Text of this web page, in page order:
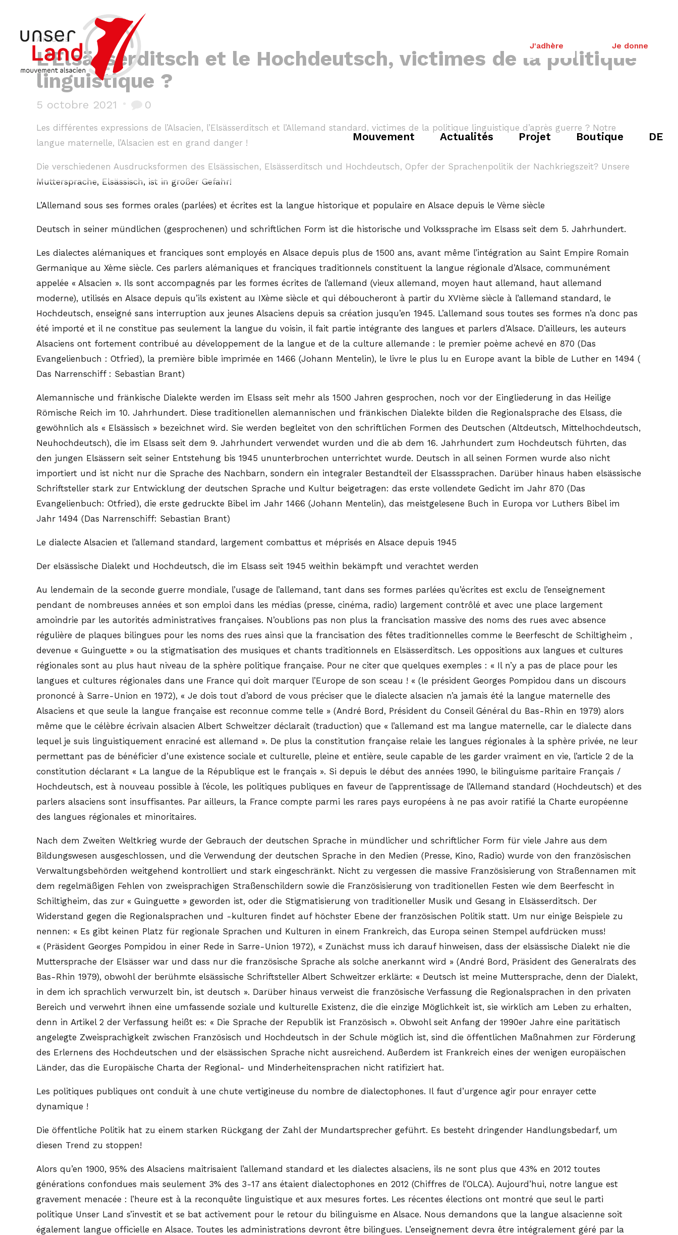
J'adhère Je donne
Mouvement Actualités Projet Boutique DE
Articles
L’Elsässerditsch et le Hochdeutsch, victimes de la politique
linguistique ?
5 octobre 2021 0
Les différentes expressions de l’Alsacien, l’Elsässerditsch et l’Allemand standard, victimes de la politique linguistique d’après guerre ? Notre
langue maternelle, l’Alsacien est en grand danger !
Die verschiedenen Ausdrucksformen des Elsässischen, Elsässerditsch und Hochdeutsch, Opfer der Sprachenpolitik der Nachkriegszeit? Unsere
Muttersprache, Elsässisch, ist in großer Gefahr!
L’Allemand sous ses formes orales (parlées) et écrites est la langue historique et populaire en Alsace depuis le Vème siècle
Deutsch in seiner mündlichen (gesprochenen) und schriftlichen Form ist die historische und Volkssprache im Elsass seit dem 5. Jahrhundert.
Les dialectes alémaniques et franciques sont employés en Alsace depuis plus de 1500 ans, avant même l’intégration au Saint Empire Romain
Germanique au Xème siècle. Ces parlers alémaniques et franciques traditionnels constituent la langue régionale d’Alsace, communément
appelée « Alsacien ». Ils sont accompagnés par les formes écrites de l’allemand (vieux allemand, moyen haut allemand, haut allemand
moderne), utilisés en Alsace depuis qu’ils existent au IXème siècle et qui déboucheront à partir du XVIème siècle à l’allemand standard, le
Hochdeutsch, enseigné sans interruption aux jeunes Alsaciens depuis sa création jusqu’en 1945. L’allemand sous toutes ses formes n’a donc pas
été importé et il ne constitue pas seulement la langue du voisin, il fait partie intégrante des langues et parlers d’Alsace. D’ailleurs, les auteurs
Alsaciens ont fortement contribué au développement de la langue et de la culture allemande : le premier poème achevé en 870 (Das
Evangelienbuch : Otfried), la première bible imprimée en 1466 (Johann Mentelin), le livre le plus lu en Europe avant la bible de Luther en 1494 (
Das Narrenschiff : Sebastian Brant)
Alemannische und fränkische Dialekte werden im Elsass seit mehr als 1500 Jahren gesprochen, noch vor der Eingliederung in das Heilige
Römische Reich im 10. Jahrhundert. Diese traditionellen alemannischen und fränkischen Dialekte bilden die Regionalsprache des Elsass, die
gewöhnlich als « Elsässisch » bezeichnet wird. Sie werden begleitet von den schriftlichen Formen des Deutschen (Altdeutsch, Mittelhochdeutsch,
Neuhochdeutsch), die im Elsass seit dem 9. Jahrhundert verwendet wurden und die ab dem 16. Jahrhundert zum Hochdeutsch führten, das
den jungen Elsässern seit seiner Entstehung bis 1945 ununterbrochen unterrichtet wurde. Deutsch in all seinen Formen wurde also nicht
importiert und ist nicht nur die Sprache des Nachbarn, sondern ein integraler Bestandteil der Elsasssprachen. Darüber hinaus haben elsässische
Schriftsteller stark zur Entwicklung der deutschen Sprache und Kultur beigetragen: das erste vollendete Gedicht im Jahr 870 (Das
Evangelienbuch: Otfried), die erste gedruckte Bibel im Jahr 1466 (Johann Mentelin), das meistgelesene Buch in Europa vor Luthers Bibel im
Jahr 1494 (Das Narrenschiff: Sebastian Brant)
Le dialecte Alsacien et l’allemand standard, largement combattus et méprisés en Alsace depuis 1945
Der elsässische Dialekt und Hochdeutsch, die im Elsass seit 1945 weithin bekämpft und verachtet werden
Au lendemain de la seconde guerre mondiale, l’usage de l’allemand, tant dans ses formes parlées qu’écrites est exclu de l’enseignement
pendant de nombreuses années et son emploi dans les médias (presse, cinéma, radio) largement contrôlé et avec une place largement
amoindrie par les autorités administratives françaises. N’oublions pas non plus la francisation massive des noms des rues avec absence
régulière de plaques bilingues pour les noms des rues ainsi que la francisation des fêtes traditionnelles comme le Beerfescht de Schiltigheim ,
devenue « Guinguette » ou la stigmatisation des musiques et chants traditionnels en Elsässerditsch. Les oppositions aux langues et cultures
régionales sont au plus haut niveau de la sphère politique française. Pour ne citer que quelques exemples : « Il n’y a pas de place pour les
langues et cultures régionales dans une France qui doit marquer l’Europe de son sceau ! « (le président Georges Pompidou dans un discours
prononcé à Sarre-Union en 1972), « Je dois tout d’abord de vous préciser que le dialecte alsacien n’a jamais été la langue maternelle des
Alsaciens et que seule la langue française est reconnue comme telle » (André Bord, Président du Conseil Général du Bas-Rhin en 1979) alors
même que le célèbre écrivain alsacien Albert Schweitzer déclarait (traduction) que « l’allemand est ma langue maternelle, car le dialecte dans
lequel je suis linguistiquement enraciné est allemand ». De plus la constitution française relaie les langues régionales à la sphère privée, ne leur
permettant pas de bénéficier d’une existence sociale et culturelle, pleine et entière, seule capable de les garder vraiment en vie, l’article 2 de la
constitution déclarant « La langue de la République est le français ». Si depuis le début des années 1990, le bilinguisme paritaire Français /
Hochdeutsch, est à nouveau possible à l’école, les politiques publiques en faveur de l’apprentissage de l’Allemand standard (Hochdeutsch) et des
parlers alsaciens sont insuffisantes. Par ailleurs, la France compte parmi les rares pays européens à ne pas avoir ratifié la Charte européenne
des langues régionales et minoritaires.
Nach dem Zweiten Weltkrieg wurde der Gebrauch der deutschen Sprache in mündlicher und schriftlicher Form für viele Jahre aus dem
Bildungswesen ausgeschlossen, und die Verwendung der deutschen Sprache in den Medien (Presse, Kino, Radio) wurde von den französischen
Verwaltungsbehörden weitgehend kontrolliert und stark eingeschränkt. Nicht zu vergessen die massive Französisierung von Straßennamen mit
dem regelmäßigen Fehlen von zweisprachigen Straßenschildern sowie die Französisierung von traditionellen Festen wie dem Beerfescht in
Schiltigheim, das zur « Guinguette » geworden ist, oder die Stigmatisierung von traditioneller Musik und Gesang in Elsässerditsch. Der
Widerstand gegen die Regionalsprachen und -kulturen findet auf höchster Ebene der französischen Politik statt. Um nur einige Beispiele zu
nennen: « Es gibt keinen Platz für regionale Sprachen und Kulturen in einem Frankreich, das Europa seinen Stempel aufdrücken muss!
« (Präsident Georges Pompidou in einer Rede in Sarre-Union 1972), « Zunächst muss ich darauf hinweisen, dass der elsässische Dialekt nie die
Muttersprache der Elsässer war und dass nur die französische Sprache als solche anerkannt wird » (André Bord, Präsident des Generalrats des
Bas-Rhin 1979), obwohl der berühmte elsässische Schriftsteller Albert Schweitzer erklärte: « Deutsch ist meine Muttersprache, denn der Dialekt,
in dem ich sprachlich verwurzelt bin, ist deutsch ». Darüber hinaus verweist die französische Verfassung die Regionalsprachen in den privaten
Bereich und verwehrt ihnen eine umfassende soziale und kulturelle Existenz, die die einzige Möglichkeit ist, sie wirklich am Leben zu erhalten,
denn in Artikel 2 der Verfassung heißt es: « Die Sprache der Republik ist Französisch ». Obwohl seit Anfang der 1990er Jahre eine paritätisch
angelegte Zweisprachigkeit zwischen Französisch und Hochdeutsch in der Schule möglich ist, sind die öffentlichen Maßnahmen zur Förderung
des Erlernens des Hochdeutschen und der elsässischen Sprache nicht ausreichend. Außerdem ist Frankreich eines der wenigen europäischen
Länder, das die Europäische Charta der Regional- und Minderheitensprachen nicht ratifiziert hat.
Les politiques publiques ont conduit à une chute vertigineuse du nombre de dialectophones. Il faut d’urgence agir pour enrayer cette
dynamique !
Die öffentliche Politik hat zu einem starken Rückgang der Zahl der Mundartsprecher geführt. Es besteht dringender Handlungsbedarf, um
diesen Trend zu stoppen!
Alors qu’en 1900, 95% des Alsaciens maitrisaient l’allemand standard et les dialectes alsaciens, ils ne sont plus que 43% en 2012 toutes
générations confondues mais seulement 3% des 3-17 ans étaient dialectophones en 2012 (Chiffres de l’OLCA). Aujourd’hui, notre langue est
gravement menacée : l’heure est à la reconquête linguistique et aux mesures fortes. Les récentes élections ont montré que seul le parti
politique Unser Land s’investit et se bat activement pour le retour du bilinguisme en Alsace. Nous demandons que la langue alsacienne soit
également langue officielle en Alsace. Toutes les administrations devront être bilingues. L’enseignement devra être intégralement géré par la